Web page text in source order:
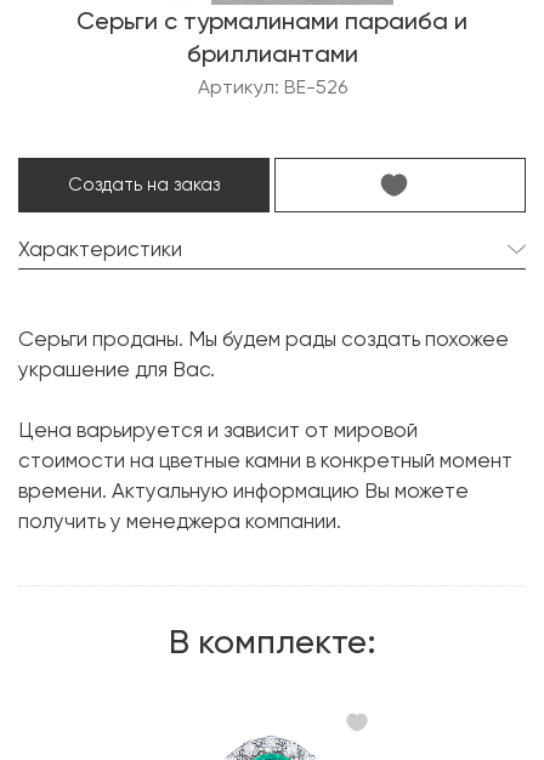
Серьги с турмалинами параиба и
бриллиантами
Артикул: BE-526
Создать на заказ
Характеристики
Форма огранки:
Овал
Форма огранки:
Металл:
Белое золото, 750 проба
Вес грамм:
Серьги проданы. Мы будем рады создать похожее
украшение для Вас.
Цена варьируется и зависит от мировой
стоимости на цветные камни в конкретный момент
времени. Актуальную информацию Вы можете
получить у менеджера компании.
В комплекте: